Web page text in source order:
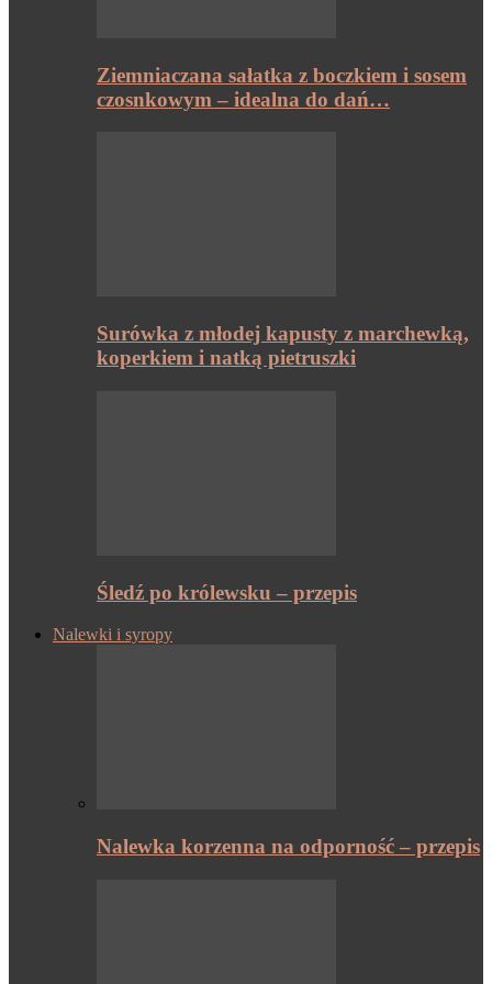
Ziemniaczana sałatka z boczkiem i sosem
czosnkowym – idealna do dań…
Surówka z młodej kapusty z marchewką,
koperkiem i natką pietruszki
Śledź po królewsku – przepis
Nalewki i syropy
Nalewka korzenna na odporność – przepis